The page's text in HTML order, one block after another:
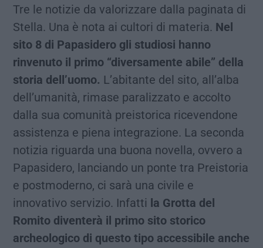
Tre le notizie da valorizzare dalla paginata di
Stella. Una è nota ai cultori di materia. Nel
sito 8 di Papasidero gli studiosi hanno
rinvenuto il primo “diversamente abile” della
storia dell’uomo. L’abitante del sito, all’alba
dell’umanità, rimase paralizzato e accolto
dalla sua comunità preistorica ricevendone
assistenza e piena integrazione. La seconda
notizia riguarda una buona novella, ovvero a
Papasidero, lanciando un ponte tra Preistoria
e postmoderno, ci sarà una civile e
innovativo servizio. Infatti la Grotta del
Romito diventerà il primo sito storico
archeologico di questo tipo accessibile anche